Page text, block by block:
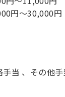
円～30,000円
当 、その他